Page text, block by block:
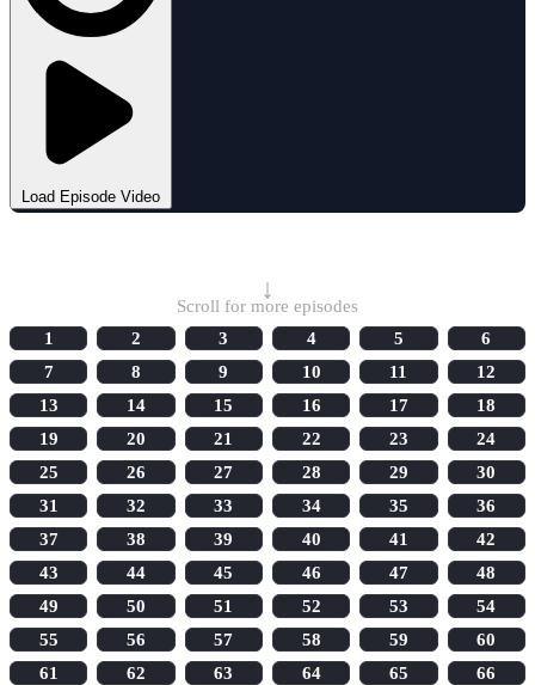
Load Episode Video
↓
Scroll for more episodes
1
2 3 4 5
6
7
8 9 10 11
12
13
14 15 16 17
18
19
20 21 22 23
24
25
26 27 28 29
30
31
32 33 34 35
36
37
38 39 40 41
42
43
44 45 46 47
48
49
50 51 52 53
54
55
56 57 58 59
60
61
62 63 64 65
66